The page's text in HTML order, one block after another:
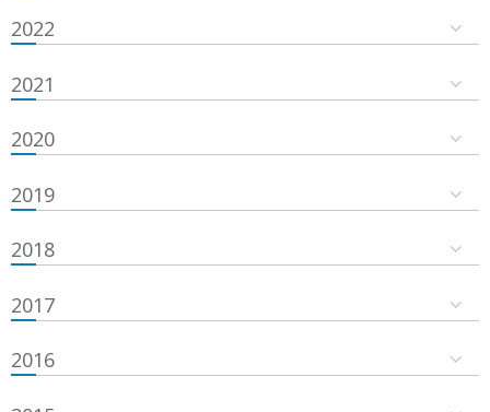
2022
2021
2020
2019
2018
2017
2016